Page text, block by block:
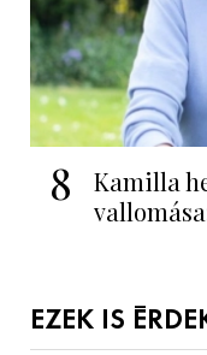
8
Kamilla
EZEK IS